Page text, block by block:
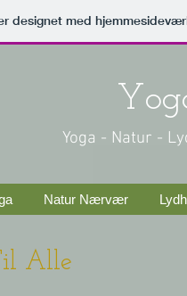
designet med
Yoga - Natur -
Natur Nærvær
Alle